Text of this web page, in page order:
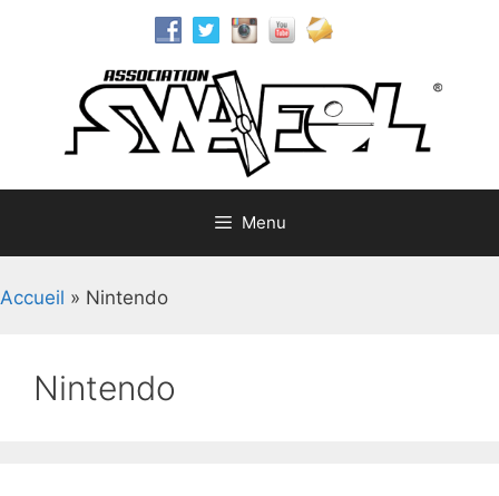
Menu
Accueil » Nintendo
Nintendo